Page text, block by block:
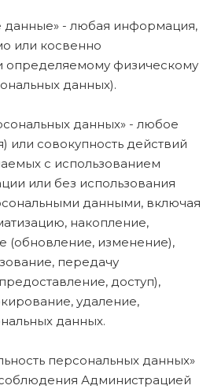
данные» - любая информация,
или косвенно
определяемому физическому
данных).
данных» - любое
или совокупность действий
с использованием
или без использования
данными, включая
накопление,
(обновление, изменение),
передачу
доступ),
удаление,
данных.
персональных данных»
Администрацией